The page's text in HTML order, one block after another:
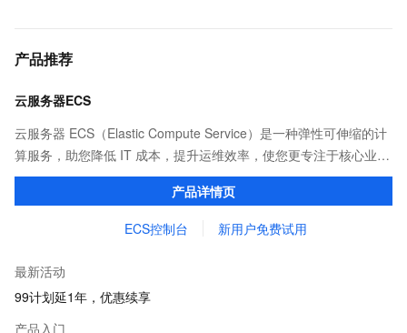
产品推荐
云服务器ECS
云服务器 ECS（Elastic Compute Service）是一种弹性可伸缩的计
算服务，助您降低 IT 成本，提升运维效率，使您更专注于核心业务
创新。
产品详情页
ECS控制台 新用户免费试用
最新活动
99计划延1年，优惠续享
产品入门